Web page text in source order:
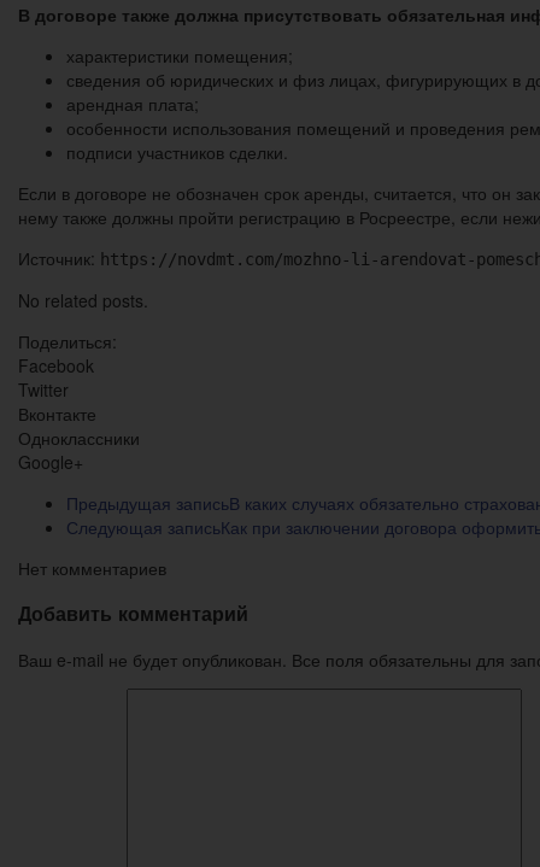
В договоре также должна присутствовать обязательная
характеристики помещения;
сведения об юридических и физ лицах, фигурирующих в
арендная плата;
особенности использования помещений и проведения
подписи участников сделки.
Если в договоре не обозначен срок аренды, считается, что он
нему также должны пройти регистрацию в Росреестре, если
Источник: https://novdmt.com/mozhno-li-arendovat-
No related posts.
Поделиться:
Facebook
Twitter
Вконтакте
Одноклассники
Google+
Предыдущая записьВ каких случаях обязательно
Следующая записьКак при заключении договора
Нет комментариев
Добавить комментарий
Ваш e-mail не будет опубликован. Все поля обязательны для